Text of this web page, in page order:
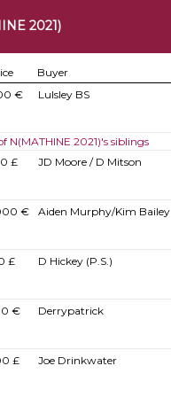
2021)
Buyer
€ Lulsley BS
N(MATHINE 2021)'s siblings
£ JD Moore / D Mitson
€ Aiden Murphy/Kim Bailey
£ D Hickey (P.S.)
€ Derrypatrick
£ Joe Drinkwater